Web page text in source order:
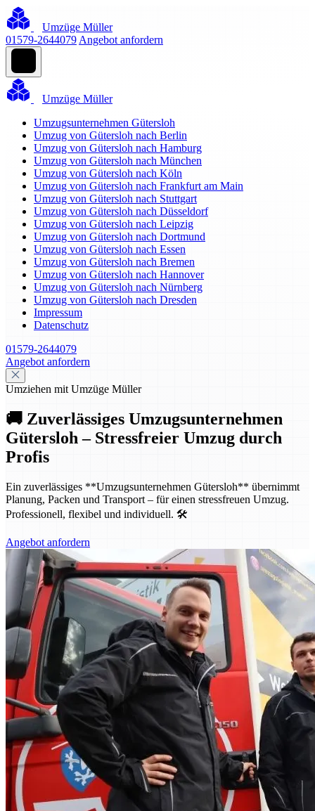
Umzüge Müller
01579-2644079 Angebot anfordern
Umzüge Müller
Umzugsunternehmen Gütersloh
Umzug von Gütersloh nach Berlin
Umzug von Gütersloh nach Hamburg
Umzug von Gütersloh nach München
Umzug von Gütersloh nach Köln
Umzug von Gütersloh nach Frankfurt am Main
Umzug von Gütersloh nach Stuttgart
Umzug von Gütersloh nach Düsseldorf
Umzug von Gütersloh nach Leipzig
Umzug von Gütersloh nach Dortmund
Umzug von Gütersloh nach Essen
Umzug von Gütersloh nach Bremen
Umzug von Gütersloh nach Hannover
Umzug von Gütersloh nach Nürnberg
Umzug von Gütersloh nach Dresden
Impressum
Datenschutz
01579-2644079
Angebot anfordern
Umziehen mit Umzüge Müller
🚚 Zuverlässiges Umzugsunternehmen
Gütersloh – Stressfreier Umzug durch
Profis
Ein zuverlässiges **Umzugsunternehmen Gütersloh** übernimmt
Planung, Packen und Transport – für einen stressfreuen Umzug.
Professionell, flexibel und individuell. 🛠️
Angebot anfordern